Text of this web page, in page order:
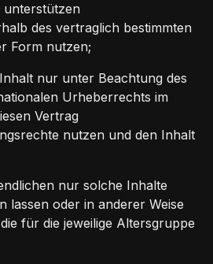
unterstützen
des vertraglich bestimmten
Form nutzen;
nur unter Beachtung des
Urheberrechts im
Vertrag
nutzen und den Inhalt
nur solche Inhalte
oder in anderer Weise
für die jeweilige Altersgruppe